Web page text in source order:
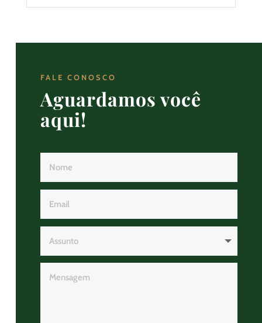
FALE CONOSCO
Aguardamos você
aqui!